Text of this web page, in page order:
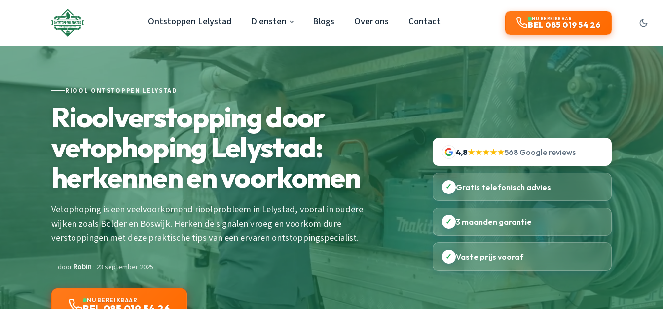
Ontstoppen Lelystad Diensten Blogs Over ons Contact NU BEREIKBAAR
BEL 085 019 54 26
RIOOL ONTSTOPPEN LELYSTAD
Rioolverstopping door
vetophoping Lelystad:
herkennen en voorkomen
Vetophoping is een veelvoorkomend rioolprobleem in Lelystad, vooral in oudere
wijken zoals Bolder en Boswijk. Herken de signalen vroeg en voorkom dure
verstoppingen met deze praktische tips van een ervaren ontstoppingspecialist.
doorRobin · 23 september 2025
NU BEREIKBAAR
4,8★★★★★568 Google reviews
✓ Gratis telefonisch advies
✓ 3 maanden garantie
✓ Vaste prijs vooraf